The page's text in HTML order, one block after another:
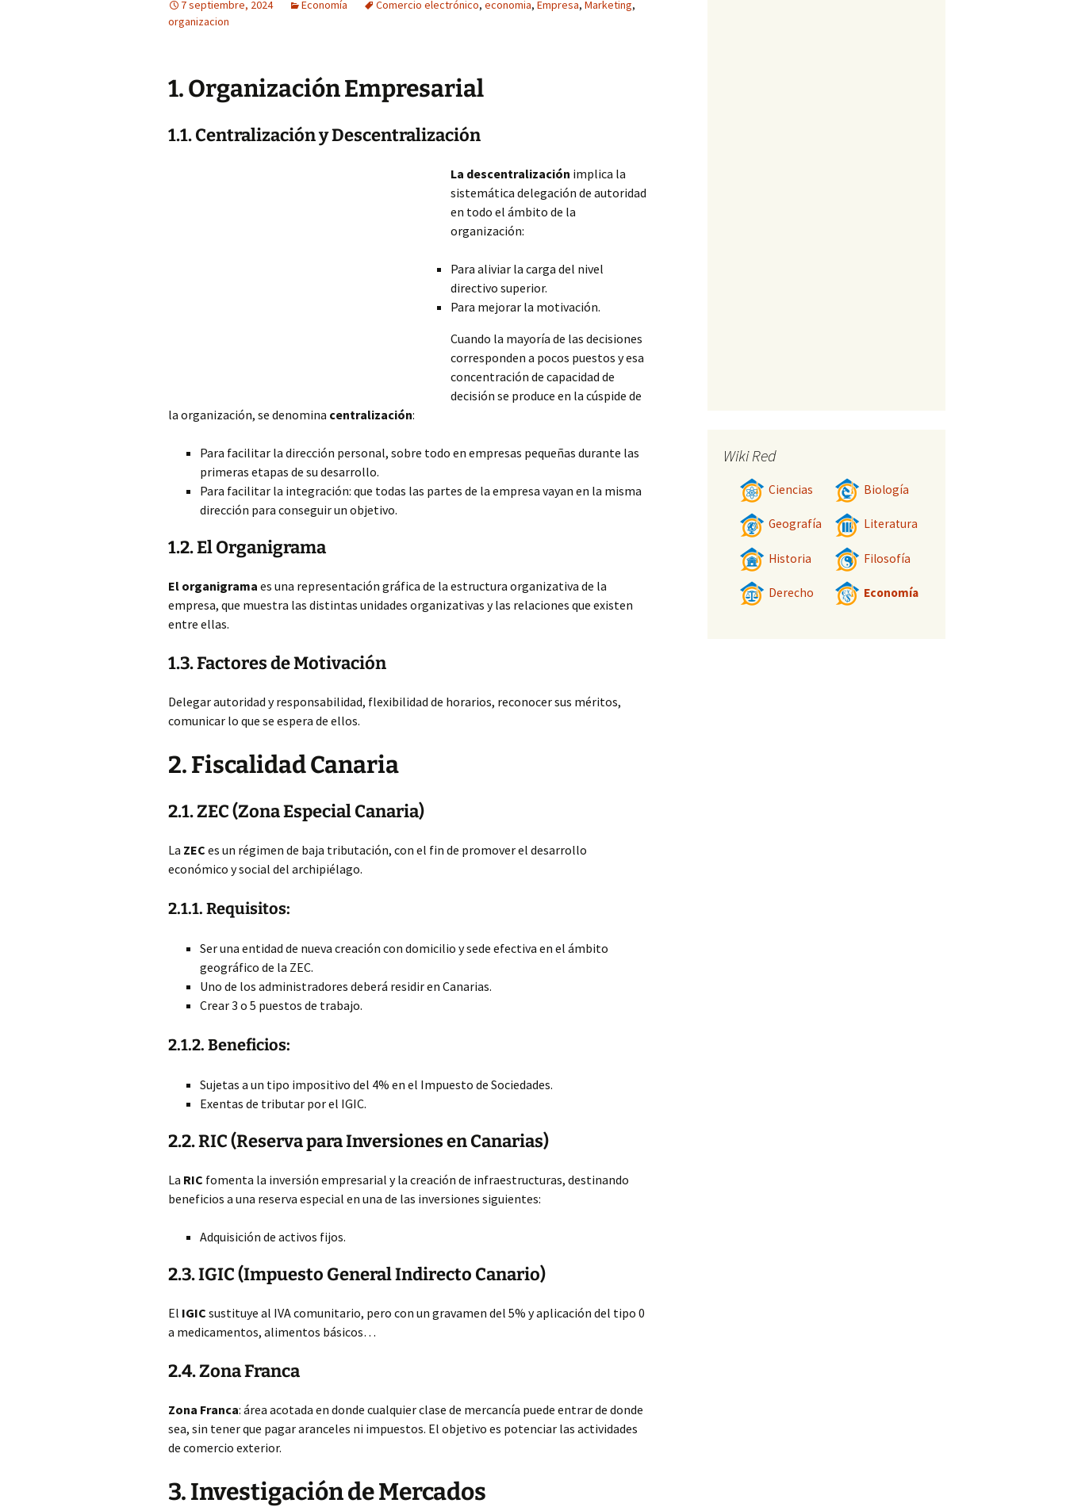
7 septiembre, 2024 Economía Comercio electrónico, economia, Empresa, Marketing,
organizacion
1. Organización Empresarial
1.1. Centralización y Descentralización
La descentralización implica la
sistemática delegación de autoridad
en todo el ámbito de la
organización:
Para aliviar la carga del nivel
directivo superior.
Para mejorar la motivación.
Cuando la mayoría de las decisiones
corresponden a pocos puestos y esa
concentración de capacidad de
decisión se produce en la cúspide de
la organización, se denomina centralización:
Para facilitar la dirección personal, sobre todo en empresas pequeñas durante las
primeras etapas de su desarrollo.
Para facilitar la integración: que todas las partes de la empresa vayan en la misma
dirección para conseguir un objetivo.
1.2. El Organigrama
El organigrama es una representación gráfica de la estructura organizativa de la
empresa, que muestra las distintas unidades organizativas y las relaciones que existen
entre ellas.
1.3. Factores de Motivación
Delegar autoridad y responsabilidad, flexibilidad de horarios, reconocer sus méritos,
comunicar lo que se espera de ellos.
2. Fiscalidad Canaria
2.1. ZEC (Zona Especial Canaria)
La ZEC es un régimen de baja tributación, con el fin de promover el desarrollo
económico y social del archipiélago.
2.1.1. Requisitos:
Ser una entidad de nueva creación con domicilio y sede efectiva en el ámbito
geográfico de la ZEC.
Uno de los administradores deberá residir en Canarias.
Crear 3 o 5 puestos de trabajo.
2.1.2. Beneficios:
Sujetas a un tipo impositivo del 4% en el Impuesto de Sociedades.
Exentas de tributar por el IGIC.
2.2. RIC (Reserva para Inversiones en Canarias)
La RIC fomenta la inversión empresarial y la creación de infraestructuras, destinando
beneficios a una reserva especial en una de las inversiones siguientes:
Adquisición de activos fijos.
2.3. IGIC (Impuesto General Indirecto Canario)
El IGIC sustituye al IVA comunitario, pero con un gravamen del 5% y aplicación del tipo 0
a medicamentos, alimentos básicos…
2.4. Zona Franca
Zona Franca: área acotada en donde cualquier clase de mercancía puede entrar de donde
sea, sin tener que pagar aranceles ni impuestos. El objetivo es potenciar las actividades
de comercio exterior.
3. Investigación de Mercados
Wiki Red
Ciencias Biología
Geografía Literatura
Historia Filosofía
Derecho Economía